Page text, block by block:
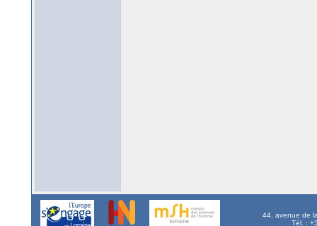
44, avenue de
Tél. :